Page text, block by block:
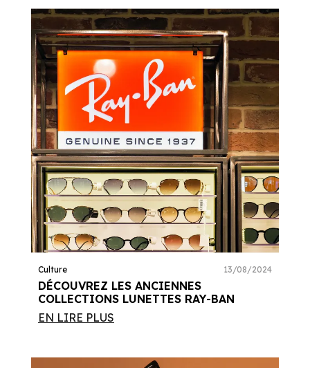
DÉCOUVREZ LES ANCIENNES
COLLECTIONS LUNETTES RAY-BAN
Culture 13/08/2024
EN LIRE PLUS